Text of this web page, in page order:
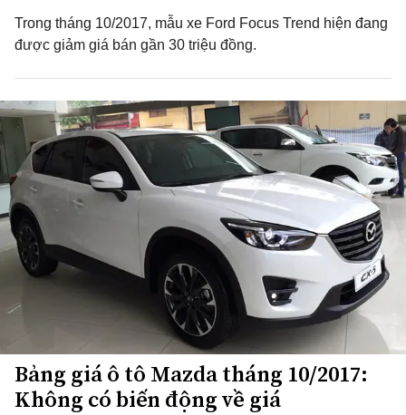
Trong tháng 10/2017, mẫu xe Ford Focus Trend hiện đang
được giảm giá bán gần 30 triệu đồng.
Bảng giá ô tô Mazda tháng 10/2017:
Không có biến động về giá